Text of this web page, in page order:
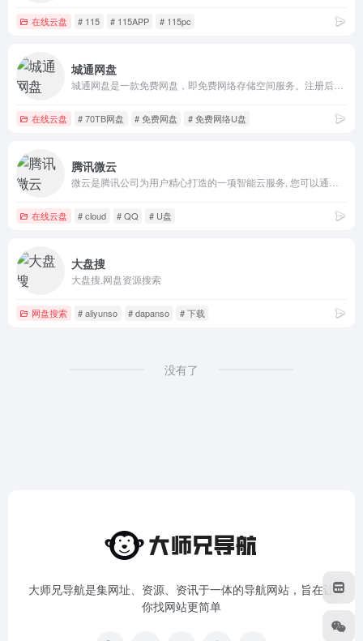
在线云盘 # 115 # 115APP # 115pc
城通网盘
在线云盘 # 70TB网盘 # 免费网盘 # 免费网络U盘
腾讯微云
在线云盘 # cloud # QQ # U盘
大盘搜
大盘搜,网盘资源搜索
网盘搜索 # aliyunso # dapanso # 下载
没有了
大师兄导航是集网址、资源、资讯于一体的导航网站，旨在让
你找网站更简单